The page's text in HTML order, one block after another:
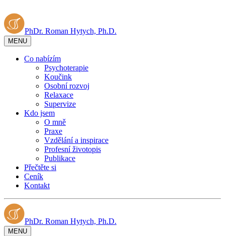
PhDr. Roman Hytych, Ph.D.
MENU
Co nabízím
Psychoterapie
Koučink
Osobní rozvoj
Relaxace
Supervize
Kdo jsem
O mně
Praxe
Vzdělání a inspirace
Profesní životopis
Publikace
Přečtěte si
Ceník
Kontakt
PhDr. Roman Hytych, Ph.D.
MENU